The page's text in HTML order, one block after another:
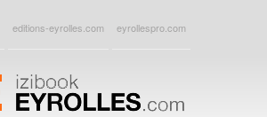
editions-eyrolles.com eyrollespro.com